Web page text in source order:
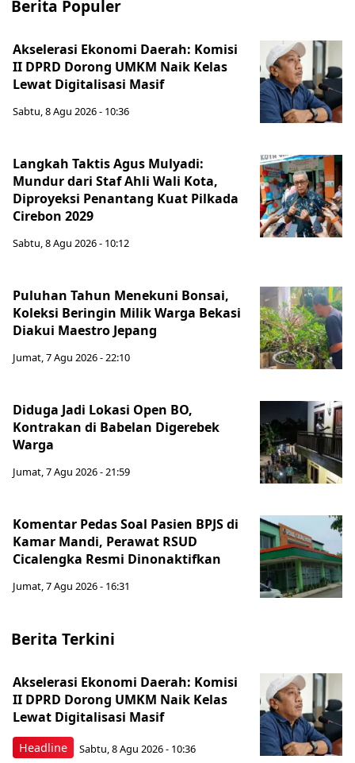
Berita Populer
Akselerasi Ekonomi Daerah: Komisi
II DPRD Dorong UMKM Naik Kelas
Lewat Digitalisasi Masif
Sabtu, 8 Agu 2026 - 10:36
Langkah Taktis Agus Mulyadi:
Mundur dari Staf Ahli Wali Kota,
Diproyeksi Penantang Kuat Pilkada
Cirebon 2029
Sabtu, 8 Agu 2026 - 10:12
Puluhan Tahun Menekuni Bonsai,
Koleksi Beringin Milik Warga Bekasi
Diakui Maestro Jepang
Jumat, 7 Agu 2026 - 22:10
Diduga Jadi Lokasi Open BO,
Kontrakan di Babelan Digerebek
Warga
Jumat, 7 Agu 2026 - 21:59
Komentar Pedas Soal Pasien BPJS di
Kamar Mandi, Perawat RSUD
Cicalengka Resmi Dinonaktifkan
Jumat, 7 Agu 2026 - 16:31
Berita Terkini
Headline
Akselerasi Ekonomi Daerah: Komisi
II DPRD Dorong UMKM Naik Kelas
Lewat Digitalisasi Masif
Sabtu, 8 Agu 2026 - 10:36